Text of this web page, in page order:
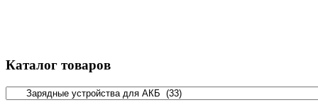
Каталог товаров